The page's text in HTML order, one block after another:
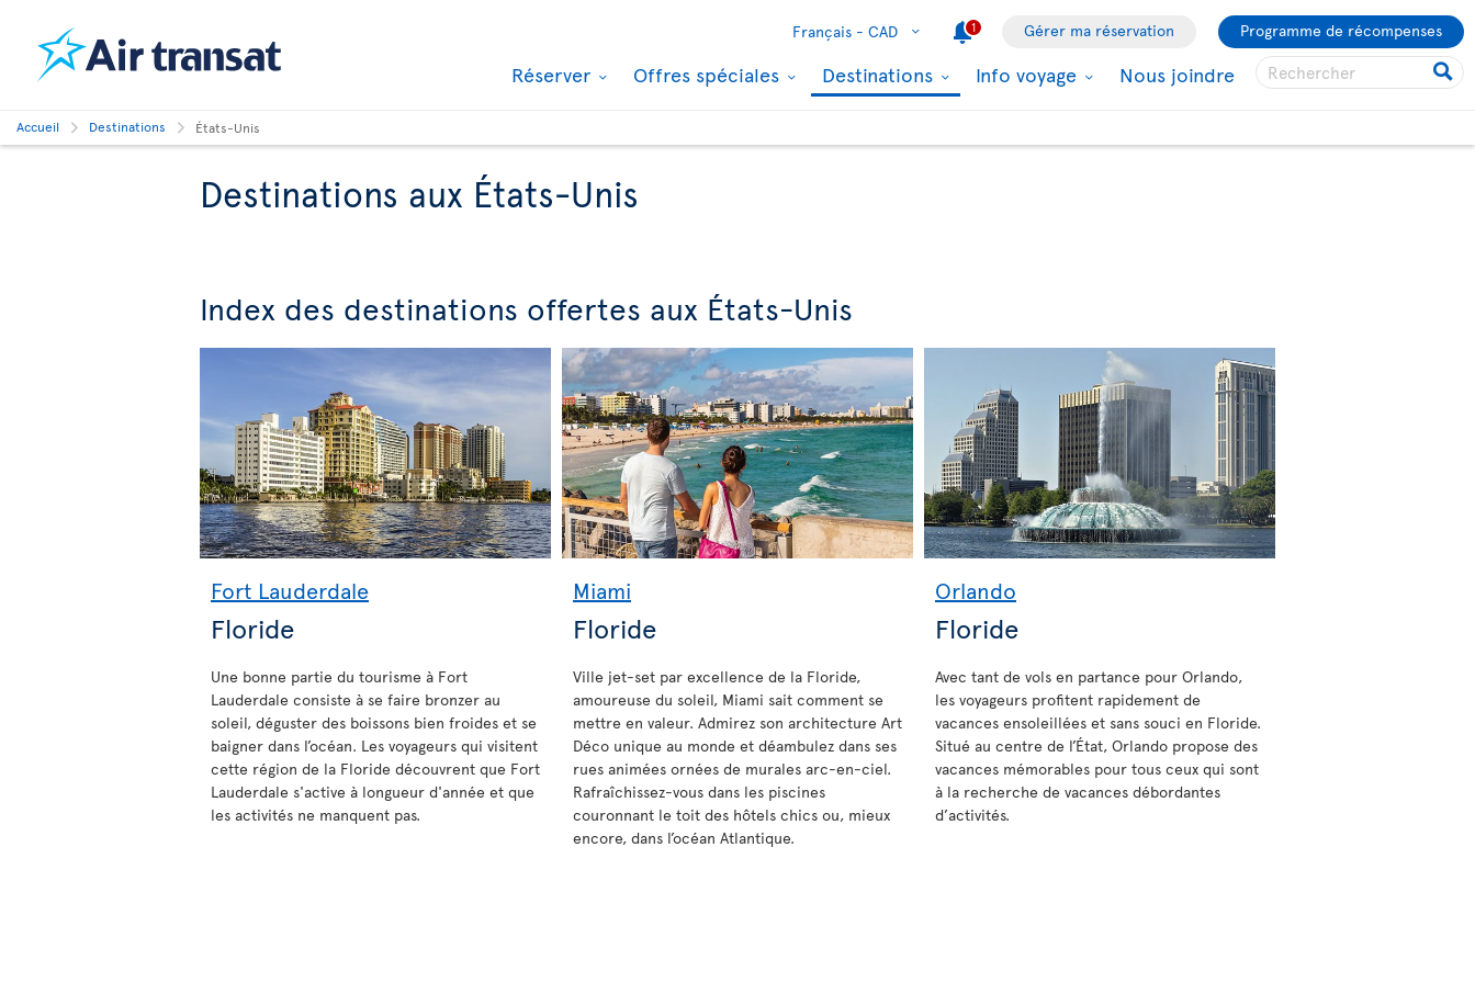
Français - CAD 1 Gérer ma réservation Programme de récompenses
Réserver Offres spéciales Destinations Info voyage Nous joindre
Accueil Destinations États-Unis
Destinations aux États-Unis
Index des destinations offertes aux États-Unis
Fort Lauderdale
Floride
Une bonne partie du tourisme à Fort
Lauderdale consiste à se faire bronzer au
soleil, déguster des boissons bien froides et se
baigner dans l’océan. Les voyageurs qui visitent
cette région de la Floride découvrent que Fort
Lauderdale s'active à longueur d'année et que
les activités ne manquent pas.
Miami
Floride
Ville jet-set par excellence de la Floride,
amoureuse du soleil, Miami sait comment se
mettre en valeur. Admirez son architecture Art
Déco unique au monde et déambulez dans ses
rues animées ornées de murales arc-en-ciel.
Rafraîchissez-vous dans les piscines
couronnant le toit des hôtels chics ou, mieux
encore, dans l’océan Atlantique.
Orlando
Floride
Avec tant de vols en partance pour Orlando,
les voyageurs profitent rapidement de
vacances ensoleillées et sans souci en Floride.
Situé au centre de l’État, Orlando propose des
vacances mémorables pour tous ceux qui sont
à la recherche de vacances débordantes
d’activités.